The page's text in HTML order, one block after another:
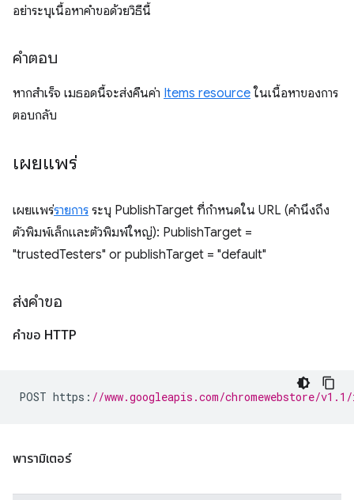
อย่าระบุเนื้อหาคำขอด้วยวิธีนี้
คำตอบ
หากสำเร็จ เมธอดนี้จะส่งคืนค่า Items resource ในเนื้อหาของการ
ตอบกลับ
เผยแพร่
เผยแพร่รายการ ระบุ PublishTarget ที่กำหนดใน URL (คำนึงถึง
ตัวพิมพ์เล็กและตัวพิมพ์ใหญ่): PublishTarget =
"trustedTesters" or publishTarget = "default"
ส่งคำขอ
คำขอ HTTP
POST https : //www.googleapis.com/chromewebstore/
พารามิเตอร์